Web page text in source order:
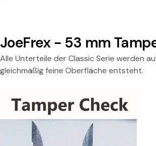
a
m
p
e
JoeFrex - 53 mm
Alle Unterteile der Classic Serie werden
gleichmäßig feine Oberfläche entsteht.